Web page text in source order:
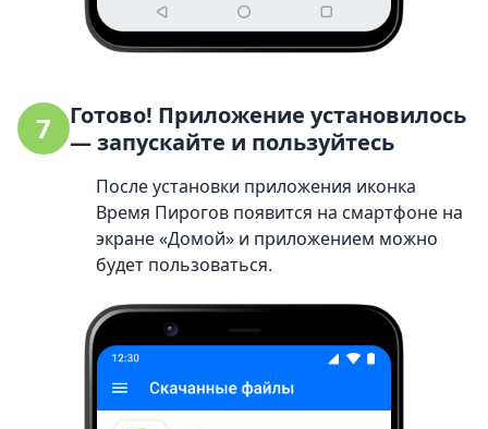
7
Готово! Приложение установилось
— запускайте и пользуйтесь
После установки приложения иконка
Время Пирогов появится на смартфоне на
экране «Домой» и приложением можно
будет пользоваться.